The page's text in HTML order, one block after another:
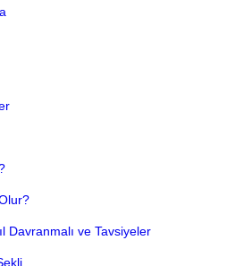
Davranmalı ve Tavsiyeler